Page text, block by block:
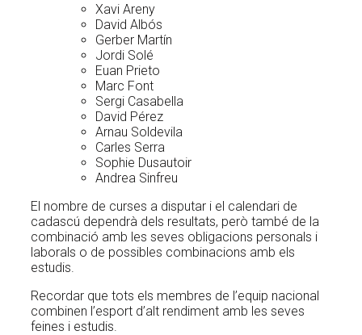
Xavi Areny
David Albós
Gerber Martín
Jordi Solé
Euan Prieto
Marc Font
Sergi Casabella
David Pérez
Arnau Soldevila
Carles Serra
Sophie Dusautoir
Andrea Sinfreu
El nombre de curses a disputar i el calendari de
cadascú dependrà dels resultats, però també de la
combinació amb les seves obligacions personals i
laborals o de possibles combinacions amb els
estudis.
Recordar que tots els membres de l’equip nacional
combinen l’esport d’alt rendiment amb les seves
feines i estudis.